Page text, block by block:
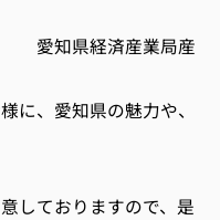
業局産
に、愛知県の魅力や、
しておりますので、是